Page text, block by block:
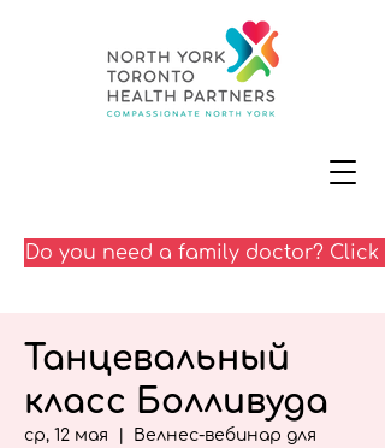
Do you need a family doctor? Click
Танцевальный
класс Болливуда
ср, 12 мая
Велнес-вебинар для